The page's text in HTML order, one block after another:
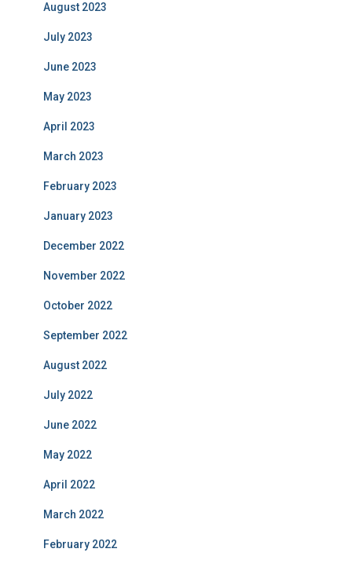
August 2023
July 2023
June 2023
May 2023
April 2023
March 2023
February 2023
January 2023
December 2022
November 2022
October 2022
September 2022
August 2022
July 2022
June 2022
May 2022
April 2022
March 2022
February 2022